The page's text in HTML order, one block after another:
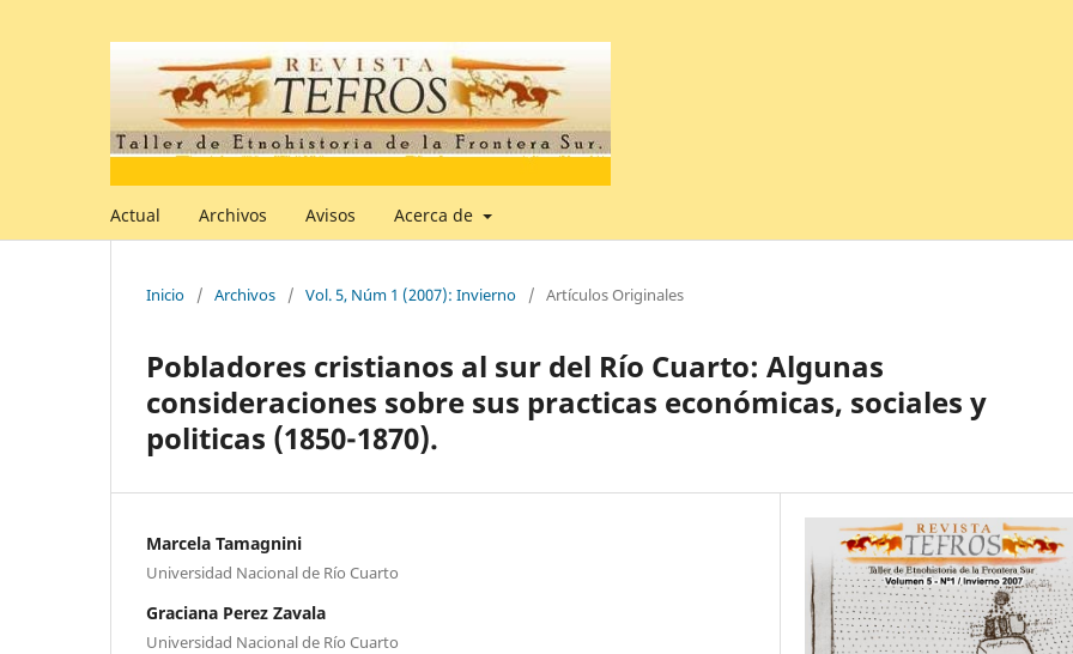
Actual Archivos Avisos Acerca de
Inicio / Archivos / Vol. 5, Núm 1 (2007): Invierno / Artículos Originales
Pobladores cristianos al sur del Río Cuarto: Algunas
consideraciones sobre sus practicas económicas, sociales y
politicas (1850-1870).
Marcela Tamagnini
Universidad Nacional de Río Cuarto
Graciana Perez Zavala
Universidad Nacional de Río Cuarto